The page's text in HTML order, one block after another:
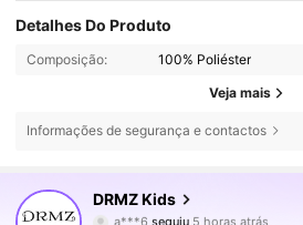
Detalhes Do Produto
Composição: 100% Poliéster
Veja mais
Informações de segurança e contactos
DRMZ Kids
a***6seguiu